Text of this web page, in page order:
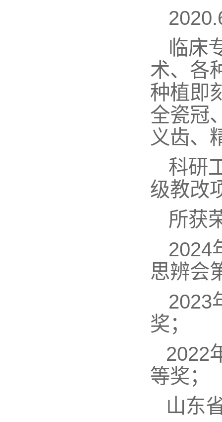
临床
术、各
种植即
全瓷冠
义齿、
科研
级教改
所获
2024
思辨会
2023
奖；
2022
等奖；
山东